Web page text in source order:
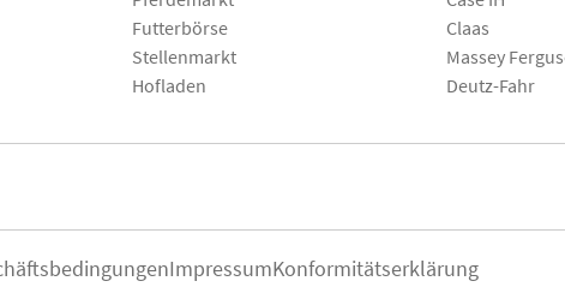
Futterbörse
Stellenmarkt
Hofladen
Claas
Massey
Deutz-Fahr
ImpressumKonformitätserklärung